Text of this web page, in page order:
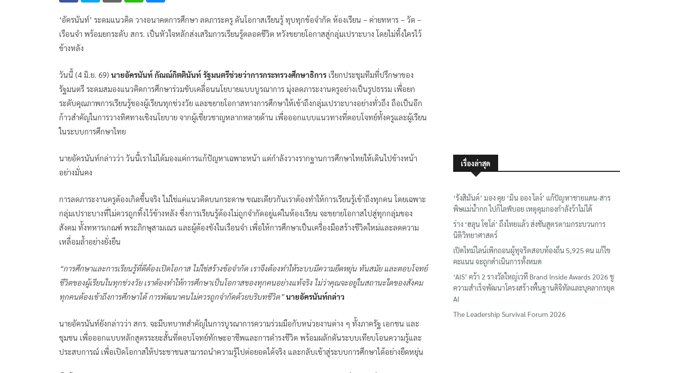
‘อัครนันท์’ ระดมแนวคิด วางอนาคตการศึกษา ลดภาระครู ดันโอกาสเรียนรู้ ทุบทุกข้อจำกัด ห้องเรียน – ค่ายทหาร – วัด –
เรือนจำ พร้อมยกระดับ สกร. เป็นหัวใจหลักส่งเสริมการเรียนรู้ตลอดชีวิต หวังขยายโอกาสสู่กลุ่มเปราะบาง โดยไม่ทิ้งใครไว้
ข้างหลัง
วันนี้ (4 มิ.ย. 69) นายอัครนันท์ กัณณ์กิตตินันท์ รัฐมนตรีช่วยว่าการกระทรวงศึกษาธิการ เรียกประชุมทีมที่ปรึกษาของ
รัฐมนตรี ระดมสมองแนวคิดการศึกษาร่วมขับเคลื่อนนโยบายแบบบูรณาการ มุ่งลดภาระงานครูอย่างเป็นรูปธรรม เพื่อยก
ระดับคุณภาพการเรียนรู้ของผู้เรียนทุกช่วงวัย และขยายโอกาสทางการศึกษาให้เข้าถึงกลุ่มเปราะบางอย่างทั่วถึง ถือเป็นอีก
ก้าวสำคัญในการวางทิศทางเชิงนโยบาย จากผู้เชี่ยวชาญหลากหลายด้าน เพื่อออกแบบแนวทางที่ตอบโจทย์ทั้งครูและผู้เรียน
ในระบบการศึกษาไทย
นายอัครนันท์กล่าวว่า วันนี้เราไม่ได้มองแค่การแก้ปัญหาเฉพาะหน้า แต่กำลังวางรากฐานการศึกษาไทยให้เดินไปข้างหน้า
อย่างมั่นคง
การลดภาระงานครูต้องเกิดขึ้นจริง ไม่ใช่แค่แนวคิดบนกระดาษ ขณะเดียวกันเราต้องทำให้การเรียนรู้เข้าถึงทุกคน โดยเฉพาะ
กลุ่มเปราะบางที่ไม่ควรถูกทิ้งไว้ข้างหลัง ซึ่งการเรียนรู้ต้องไม่ถูกจำกัดอยู่แค่ในห้องเรียน จะขยายโอกาสไปสู่ทุกกลุ่มของ
สังคม ทั้งทหารเกณฑ์ พระภิกษุสามเณร และผู้ต้องขังในเรือนจำ เพื่อให้การศึกษาเป็นเครื่องมือสร้างชีวิตใหม่และลดความ
เหลื่อมล้ำอย่างยั่งยืน
“การศึกษาและการเรียนรู้ที่ดีต้องเปิดโอกาส ไม่ใช่สร้างข้อจำกัด เราจึงต้องทำให้ระบบมีความยืดหยุ่น ทันสมัย และตอบโจทย์
ชีวิตของผู้เรียนในทุกช่วงวัย เราต้องทำให้การศึกษาเป็นโอกาสของทุกคนอย่างแท้จริง ไม่ว่าคุณจะอยู่ในสถานะใดของสังคม
ทุกคนต้องเข้าถึงการศึกษาได้ การพัฒนาคนไม่ควรถูกจำกัดด้วยบริบทชีวิต” นายอัครนันท์กล่าว
นายอัครนันท์ยังกล่าวว่า สกร. จะมีบทบาทสำคัญในการบูรณาการความร่วมมือกับหน่วยงานต่าง ๆ ทั้งภาครัฐ เอกชน และ
ชุมชน เพื่อออกแบบหลักสูตรระยะสั้นที่ตอบโจทย์ทักษะอาชีพและการดำรงชีวิต พร้อมผลักดันระบบเทียบโอนความรู้และ
ประสบการณ์ เพื่อเปิดโอกาสให้ประชาชนสามารถนำความรู้ไปต่อยอดได้จริง และกลับเข้าสู่ระบบการศึกษาได้อย่างยืดหยุ่น
เรื่องล่าสุด
‘รังสิมันต์’ มอง คุย ‘มิน ออง ไลง์’ แก้ปัญหาชายแดน-สาร
พิษแม่น้ำกก ไปก็ไลฟ์บอย เหตุคุมกองกำลังว้าไม่ได้
ร่าง ‘ฮลุน โซโล่’ ถึงไทยแล้ว ส่งชันสูตรตามกระบวนการ
นิติวิทยาศาสตร์
เปิดไทม์ไลน์เพิกถอนผู้ทุจริตสอบท้องถิ่น 5,925 คน แก้ไข
คะแนน จะถูกดำเนินการทั้งหมด
‘AIS’ คว้า 2 รางวัลใหญ่เวที Brand Inside Awards 2026 ชู
ความสำเร็จพัฒนาโครงสร้างพื้นฐานดิจิทัลและบุคลากรยุค
AI
The Leadership Survival Forum 2026